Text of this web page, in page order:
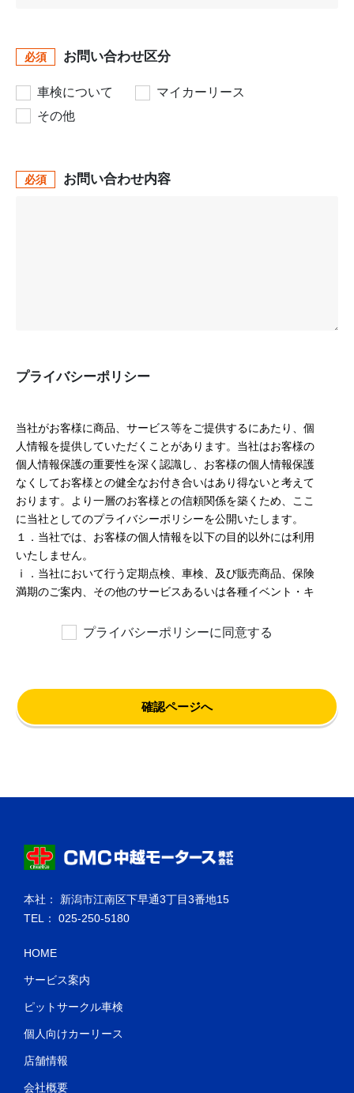
必須 お問い合わせ区分
車検について
マイカーリース
その他
必須 お問い合わせ内容
プライバシーポリシー
当社がお客様に商品、サービス等をご提供するにあたり、個
人情報を提供していただくことがあります。当社はお客様の
個人情報保護の重要性を深く認識し、お客様の個人情報保護
なくしてお客様との健全なお付き合いはあり得ないと考えて
おります。より一層のお客様との信頼関係を築くため、ここ
に当社としてのプライバシーポリシーを公開いたします。
１．当社では、お客様の個人情報を以下の目的以外には利用
いたしません。
ⅰ．当社において行う定期点検、車検、及び販売商品、保険
満期のご案内、その他のサービスあるいは各種イベント・キ
供するため、郵便、電話、電子メールなどの方法によりご案
ること。
ⅲ．与信判断及び与信管理。
プライバシーポリシーに同意する
確認ページへ
本社： 新潟市江南区下早通3丁目3番地15
TEL： 025-250-5180
HOME
サービス案内
ピットサークル車検
個人向けカーリース
店舗情報
会社概要